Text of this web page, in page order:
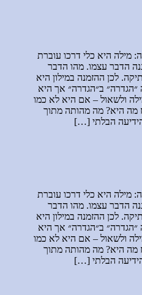
מילה היא כלי דרכו עוברת
הדבר עצמו. מהו הדבר
לכן ההזמנה במילון היא
״הגדרה״ ב״הגדרה״ אך היא
ולשאול – אם היא לא כמו
מה היא? מה מהותה מתוך
הבלתי […]
מילה היא כלי דרכו עוברת
הדבר עצמו. מהו הדבר
לכן ההזמנה במילון היא
״הגדרה״ ב״הגדרה״ אך היא
ולשאול – אם היא לא כמו
מה היא? מה מהותה מתוך
הבלתי […]